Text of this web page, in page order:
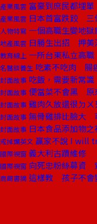
產業風雲 富豪到庶民都埋
產業風雲 日本首富跌跤 三
人物特寫 一個高職生變地
地產風雲 日勝生出招 押美
教育線上 一所台東私立高
名醫談養生 吃素不吃肉 腸
封面故事 吃飯，需要新常識
封面故事 便當菜不會黑 原
封面故事 雞肉久放還很ㄉ
封面故事 無骨雞排比臉大
封面故事 日本食品添加物
戒掉爛英文 贏家不說 I will
國際視窗 義大利古蹟維修
國際視窗 向死忠粉絲募資
商周書摘 這樣教 孩子不會